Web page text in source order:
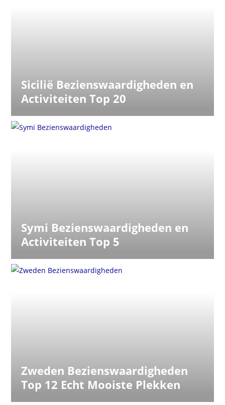
Sicilië Bezienswaardigheden en
Activiteiten Top 20
Symi Bezienswaardigheden en
Activiteiten Top 5
Zweden Bezienswaardigheden
Top 12 Echt Mooiste Plekken